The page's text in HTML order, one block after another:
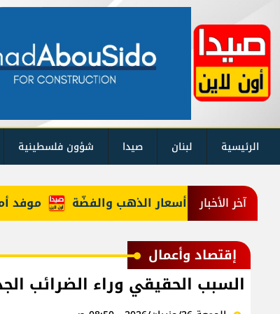
الرئيسية لبنان صيدا شؤون فلسطينية
آخر الأخبار موفد تراجع أسعار الذهب والفضّة
إقتصاد وأعمال
السبب الحقيقي وراء الضرائب